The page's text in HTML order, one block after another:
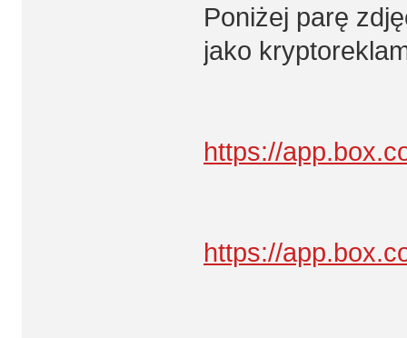
Poniżej parę
jako
https://
https://